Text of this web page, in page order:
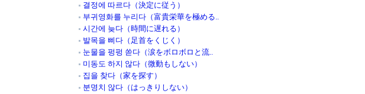
결정에 따르다（決定に従う）
부귀영화를 누리다（富貴栄華を極める..
시간에 늦다（時間に遅れる）
발목을 삐다（足首をくじく）
눈물을 펑펑 쏟다（涙をボロボロと流..
미동도 하지 않다（微動もしない）
집을 찾다（家を探す）
분명치 않다（はっきりしない）